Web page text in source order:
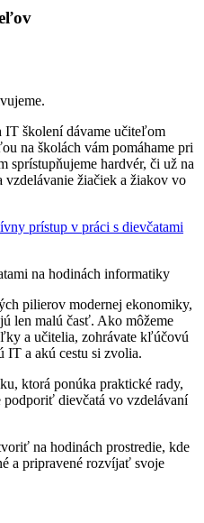
IT školení dávame učiteľom
na školách vám pomáhame pri
sprístupňujeme hardvér, či už na
vzdelávanie žiačiek a žiakov vo
na hodinách informatiky
pilierov modernej ekonomiky,
len malú časť. Ako môžeme
a učitelia, zohrávate kľúčovú
IT a akú cestu si zvolia.
ktorá ponúka praktické rady,
podporiť dievčatá vo vzdelávaní
na hodinách prostredie, kde
a pripravené rozvíjať svoje